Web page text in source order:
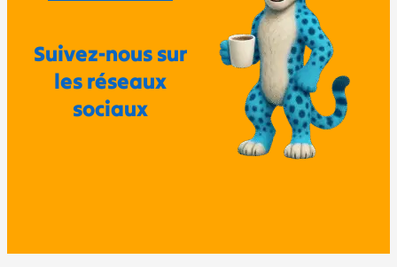
Suivez-nous sur
les réseaux
sociaux